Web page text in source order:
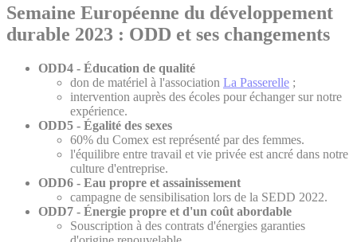
Semaine Européenne du développement
durable 2023 : ODD et ses changements
ODD4 - Éducation de qualité
don de matériel à l'association La Passerelle ;
intervention auprès des écoles pour échanger sur notre
expérience.
ODD5 - Égalité des sexes
60% du Comex est représenté par des femmes.
l'équilibre entre travail et vie privée est ancré dans notre
culture d'entreprise.
ODD6 - Eau propre et assainissement
campagne de sensibilisation lors de la SEDD 2022.
ODD7 - Énergie propre et d'un coût abordable
Souscription à des contrats d'énergies garanties